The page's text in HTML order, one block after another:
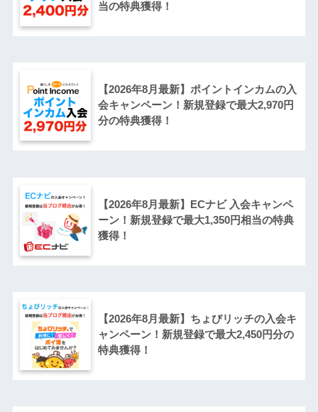
当の特典獲得！
【2026年8月最新】ポイントインカムの入
会キャンペーン！新規登録で最大2,970円
分の特典獲得！
【2026年8月最新】ECナビ 入会キャンペ
ーン！新規登録で最大1,350円相当の特典
獲得！
【2026年8月最新】ちょびリッチの入会キ
ャンペーン！新規登録で最大2,450円分の
特典獲得！